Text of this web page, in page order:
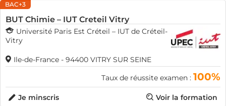
BAC+3
BUT Chimie – IUT Creteil Vitry
Université Paris Est Créteil – IUT de Créteil-
Vitry
Ile-de-France - 94400 VITRY SUR SEINE
Taux de réussite examen : 100%
Voir la formation
Je minscris